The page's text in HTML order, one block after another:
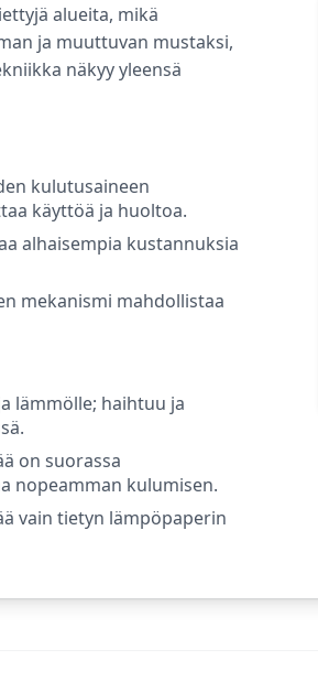
alueita, mikä
ja muuttuvan mustaksi,
näkyy yleensä
kulutusaineen
käyttöä ja huoltoa.
alhaisempia kustannuksia
mekanismi mahdollistaa
lämmölle; haihtuu ja
on suorassa
nopeamman kulumisen.
vain tietyn lämpöpaperin